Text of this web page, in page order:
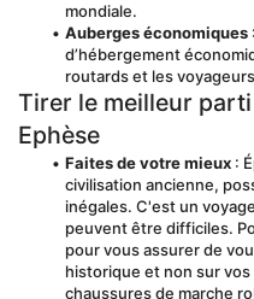
mondiale.
Auberges économiques
d’hébergement
routards et les
Tirer le meilleur
Ephèse
Faites de votre mieux :
civilisation ancienne,
inégales. C'est un
peuvent être difficiles.
pour vous assurer de
historique et non sur
chaussures de marche